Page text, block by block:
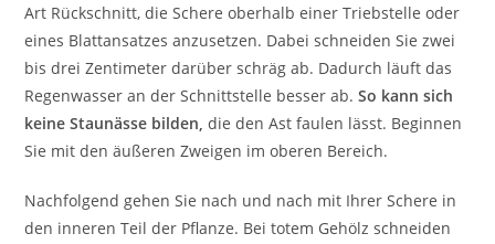
Art Rückschnitt, die Schere oberhalb einer Triebstelle oder
eines Blattansatzes anzusetzen. Dabei schneiden Sie zwei
bis drei Zentimeter darüber schräg ab. Dadurch läuft das
Regenwasser an der Schnittstelle besser ab.So kann sich
keine Staunässe bilden, die den Ast faulen lässt. Beginnen
Sie mit den äußeren Zweigen im oberen Bereich.
Nachfolgend gehen Sie nach und nach mit Ihrer Schere in
den inneren Teil der Pflanze. Bei totem Gehölz schneiden